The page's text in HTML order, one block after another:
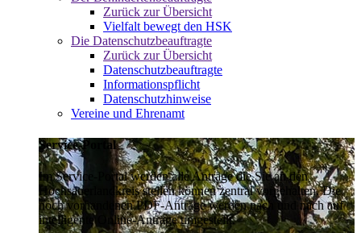
Zurück zur Übersicht
Vielfalt bewegt den HSK
Die Datenschutzbeauftragte
Zurück zur Übersicht
Datenschutzbeauftragte
Informationspflicht
Datenschutzhinweise
Vereine und Ehrenamt
Service-Portal
Im Service-Portal werden alle Anträge die Sie an den
Hochsauerlandkreis stellen können zentral vorgehalten. Die
noch vorhandenen PDF-Anträge werden nach und nach auf
intelligente Online-Anträge umgestellt.